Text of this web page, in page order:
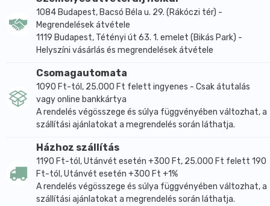
biztosít.
A kapszulás forma praktikus, könnyen adagolható
megoldást kínál a mindennapokban. A gyártói
felhasználási javaslat szerint felnőtteknek napi 1–2
kapszula fogyasztása ajánlott, lehetőleg éhgyomorra,
szétrágás nélkül, folyadékkal lenyelve.
Főbb hatóanyagok és összetevők
1 kapszulában L-theanin 250 mg
L-theanin
Segédanyag
Kapszula (pullulán)
1084 Budapest, Bacsó Béla u. 29. (Rákóczi tér) -
Megrendelések átvétele
1119 Budapest, Tétényi út 63. 1. emelet (Bikás Park) -
Helyszíni vásárlás és megrendelések átvétele
Csomagautomata
1090 Ft-tól, 25.000 Ft felett ingyenes - Csak átutalás
vagy online bankkártya
A rendelés végösszege és súlya függvényében változhat, a
szállítási ajánlatokat a megrendelés során láthatja.
Házhoz szállítás
1190 Ft-tól, Utánvét esetén +300 Ft, 25.000 Ft felett 190
Ft-tól, Utánvét esetén +300 Ft +1%
A rendelés végösszege és súlya függvényében változhat, a
szállítási ajánlatokat a megrendelés során láthatja.